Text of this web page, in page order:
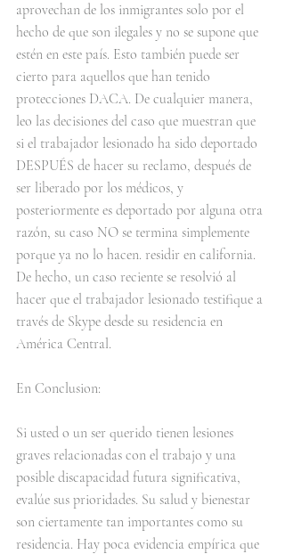
aprovechan de los inmigrantes solo por el
hecho de que son ilegales y no se supone que
estén en este país. Esto también puede ser
cierto para aquellos que han tenido
protecciones DACA. De cualquier manera,
leo las decisiones del caso que muestran que
si el trabajador lesionado ha sido deportado
DESPUÉS de hacer su reclamo, después de
ser liberado por los médicos, y
posteriormente es deportado por alguna otra
razón, su caso NO se termina simplemente
porque ya no lo hacen. residir en california.
De hecho, un caso reciente se resolvió al
hacer que el trabajador lesionado testifique a
través de Skype desde su residencia en
América Central.
En Conclusion:
Si usted o un ser querido tienen lesiones
graves relacionadas con el trabajo y una
posible discapacidad futura significativa,
evalúe sus prioridades. Su salud y bienestar
son ciertamente tan importantes como su
residencia. Hay poca evidencia empírica que